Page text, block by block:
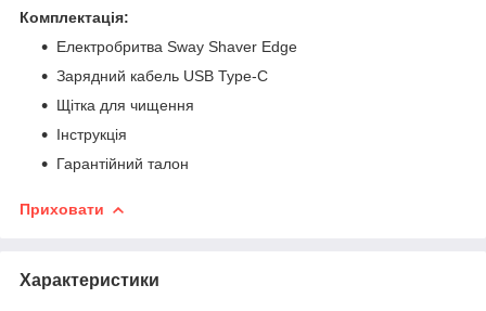
Комплектація:
Електробритва Sway Shaver Edge
Зарядний кабель USB Type-C
Щітка для чищення
Інструкція
Гарантійний талон
Приховати
Характеристики